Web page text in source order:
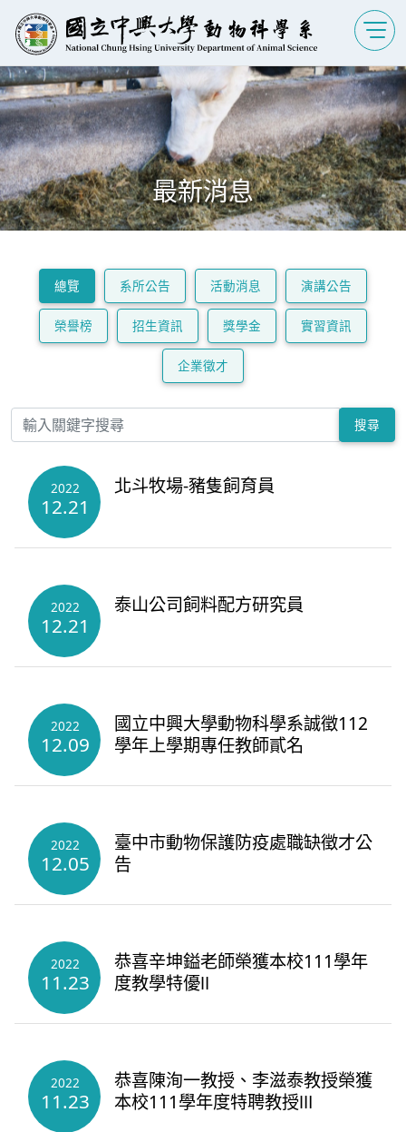
最新消息
總覽 系所公告 活動消息 演講公告
榮譽榜 招生資訊 獎學金 實習資訊
企業徵才
搜尋
2022
12.21
北斗牧場-豬隻飼育員
2022
12.21
泰山公司飼料配方研究員
2022
12.09
國立中興大學動物科學系誠徵112
學年上學期專任教師貳名
2022
12.05
臺中市動物保護防疫處職缺徵才公
告
2022
11.23
恭喜辛坤鎰老師榮獲本校111學年
度教學特優Ⅱ
2022
11.23
恭喜陳洵一教授、李滋泰教授榮獲
本校111學年度特聘教授Ⅲ